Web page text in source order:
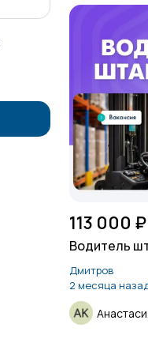
113 000 ₽
Водитель
Дмитров
2 месяца